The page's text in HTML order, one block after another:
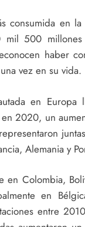
consumida en
mil 500
haber
vez en su vida.
en Europa
2020, un
Alemania y
en Colombia,
en
entre